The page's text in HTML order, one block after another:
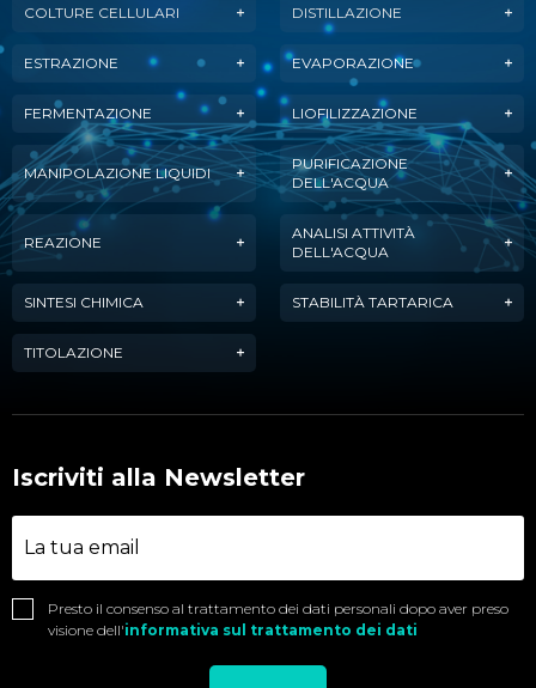
COLTURE CELLULARI DISTILLAZIONE
ESTRAZIONE EVAPORAZIONE
FERMENTAZIONE LIOFILIZZAZIONE
MANIPOLAZIONE LIQUIDI
PURIFICAZIONE
DELL'ACQUA
REAZIONE
ANALISI ATTIVITÀ
DELL'ACQUA
SINTESI CHIMICA STABILITÀ TARTARICA
TITOLAZIONE
Iscriviti alla Newsletter
Presto il consenso al trattamento dei dati personali dopo aver preso
visione dell'informativa sul trattamento dei dati